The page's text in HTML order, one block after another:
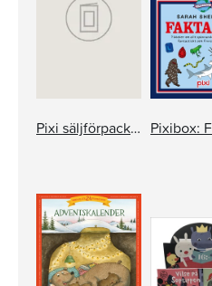
Pixi säljförpackning serie 172